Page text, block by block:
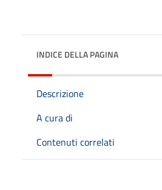
INDICE DELLA PAGINA
Descrizione
A cura di
Contenuti correlati